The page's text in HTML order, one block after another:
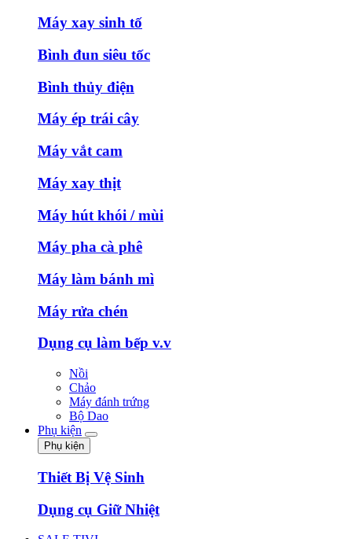
Máy xay sinh tố
Bình đun siêu tốc
Bình thủy điện
Máy ép trái cây
Máy vắt cam
Máy xay thịt
Máy hút khói / mùi
Máy pha cà phê
Máy làm bánh mì
Máy rửa chén
Dụng cụ làm bếp v.v
Nồi
Chảo
Máy đánh trứng
Bộ Dao
Phụ kiện
Phụ kiện
Thiết Bị Vệ Sinh
Dụng cụ Giữ Nhiệt